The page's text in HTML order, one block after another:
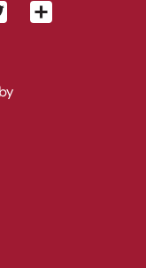
Twitter